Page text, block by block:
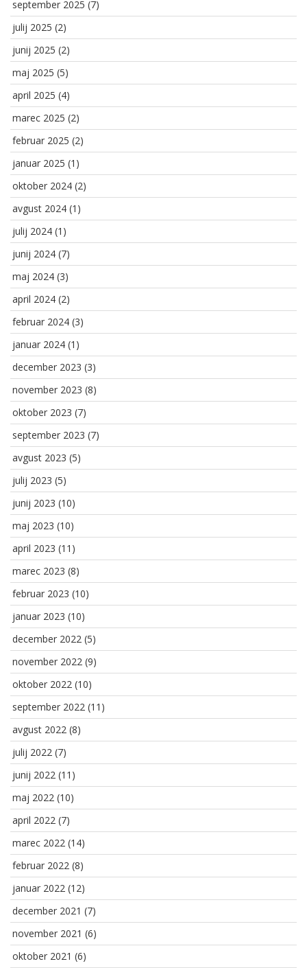
september 2025 (7)
julij 2025 (2)
junij 2025 (2)
maj 2025 (5)
april 2025 (4)
marec 2025 (2)
februar 2025 (2)
januar 2025 (1)
oktober 2024 (2)
avgust 2024 (1)
julij 2024 (1)
junij 2024 (7)
maj 2024 (3)
april 2024 (2)
februar 2024 (3)
januar 2024 (1)
december 2023 (3)
november 2023 (8)
oktober 2023 (7)
september 2023 (7)
avgust 2023 (5)
julij 2023 (5)
junij 2023 (10)
maj 2023 (10)
april 2023 (11)
marec 2023 (8)
februar 2023 (10)
januar 2023 (10)
december 2022 (5)
november 2022 (9)
oktober 2022 (10)
september 2022 (11)
avgust 2022 (8)
julij 2022 (7)
junij 2022 (11)
maj 2022 (10)
april 2022 (7)
marec 2022 (14)
februar 2022 (8)
januar 2022 (12)
december 2021 (7)
november 2021 (6)
oktober 2021 (6)